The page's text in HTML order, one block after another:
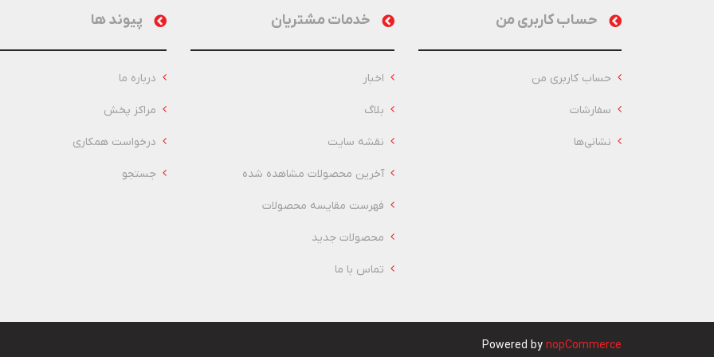
حساب کاربری من
حساب کاربری من
سفارشات
نشانی‌ها
خدمات مشتریان
اخبار
بلاگ
نقشه سایت
آخرین محصولات مشاهده شده
فهرست مقایسه محصولات
محصولات جدید
تماس با ما
پیوند ها
درباره ما
مراکز پخش
درخواست همکاری
جستجو
Powered bynopCommerce